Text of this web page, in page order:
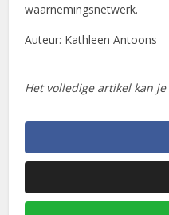
waarnemingsnetwerk.
Auteur: Kathleen Antoons
Het volledige artikel kan je